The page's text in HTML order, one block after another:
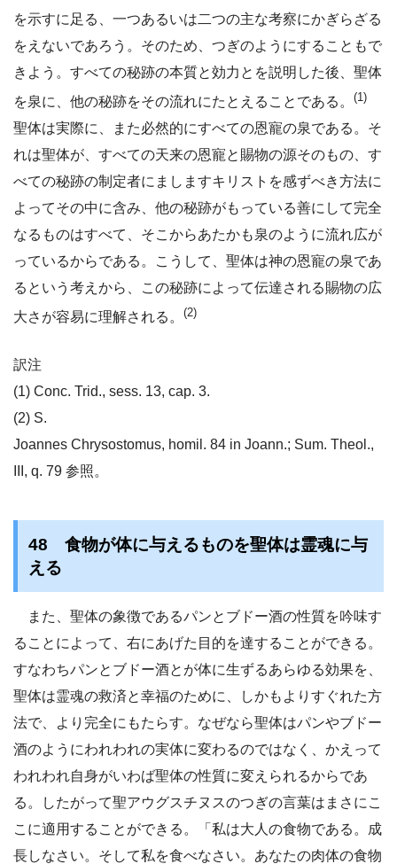
を示すに足る、一つあるいは二つの主な考察にかぎらざる
をえないであろう。そのため、つぎのようにすることもで
きよう。すべての秘跡の本質と効力とを説明した後、聖体
を泉に、他の秘跡をその流れにたとえることである。 (1)
聖体は実際に、また必然的にすべての恩寵の泉である。そ
れは聖体が、すべての天来の恩寵と賜物の源そのもの、す
べての秘跡の制定者にましますキリストを感ずべき方法に
よってその中に含み、他の秘跡がもっている善にして完全
なるものはすべて、そこからあたかも泉のように流れ広が
っているからである。こうして、聖体は神の恩寵の泉であ
るという考えから、この秘跡によって伝達される賜物の広
大さが容易に理解される。 (2)
訳注
(1) Conc. Trid., sess. 13, cap. 3.
(2) S.
Joannes Chrysostomus, homil. 84 in Joann.; Sum. Theol.,
III, q. 79 参照。
48 食物が体に与えるものを聖体は霊魂に与
える
また、聖体の象徴であるパンとブドー酒の性質を吟味す
ることによって、右にあげた目的を達することができる。
すなわちパンとブドー酒とが体に生ずるあらゆる効果を、
聖体は霊魂の救済と幸福のために、しかもよりすぐれた方
法で、より完全にもたらす。なぜなら聖体はパンやブドー
酒のようにわれわれの実体に変わるのではなく、かえって
われわれ自身がいわば聖体の性質に変えられるからであ
る。したがって聖アウグスチヌスのつぎの言葉はまさにこ
こに適用することができる。「私は大人の食物である。成
長しなさい。そして私を食べなさい。あなたの肉体の食物